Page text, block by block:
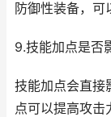
防御性装备，可
9.技能加点是否
技能加点会直接
点可以提高攻击